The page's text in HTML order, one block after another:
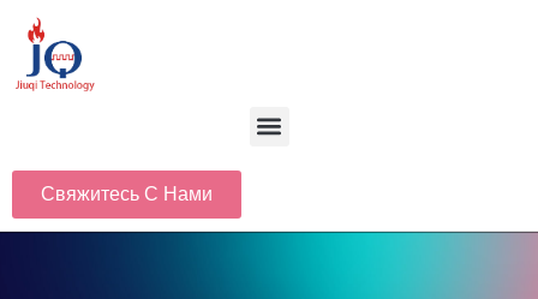
Свяжитесь С Нами